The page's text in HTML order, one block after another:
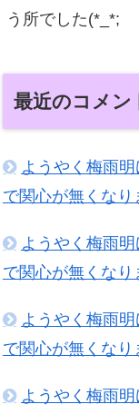
う所でした(*_*;
最近のコメン
ようやく梅雨
で関心が無くなり
ようやく梅雨
で関心が無くなり
ようやく梅雨
で関心が無くなり
ようやく梅雨